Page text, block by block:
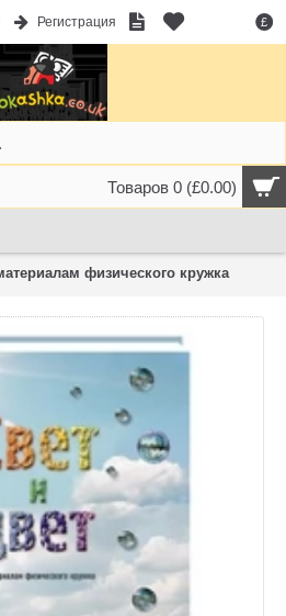
£
Регистрация
Товаров 0 (£0.00)
физического кружка